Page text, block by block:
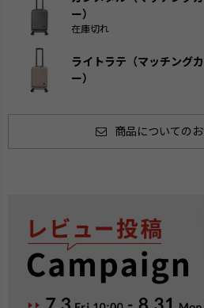
ー）
在庫切れ
ライトラテ（マッチング
ー）
商品についての